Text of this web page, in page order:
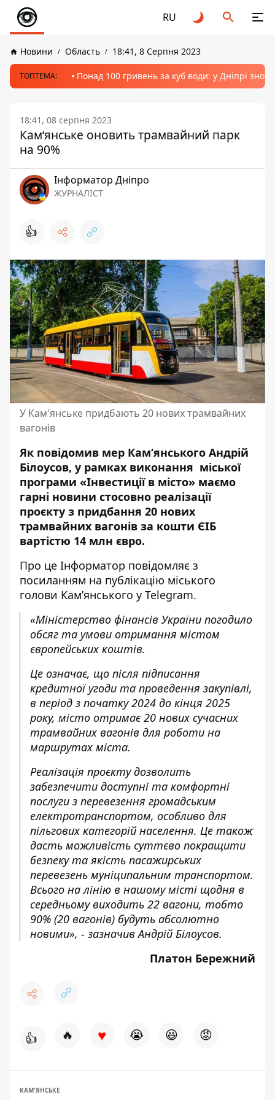
RU
Новини Область 18:41, 8 Серпня 2023
ТОПТЕМА: Понад 100 гривень за куб води: у Дніпрі
18:41, 08 серпня 2023
Кам‘янське оновить трамвайний парк
на 90%
Інформатор Дніпро
ЖУРНАЛІСТ
👍
У Кам'янське придбають 20 нових трамвайних
вагонів
Як повідомив мер Кам‘янського Андрій
Білоусов, у рамках виконання міської
програми «Інвестиції в місто» маємо
гарні новини стосовно реалізації
проєкту з придбання 20 нових
трамвайних вагонів за кошти ЄІБ
вартістю 14 млн євро.
Про це Інформатор повідомляє з
посиланням на публікацію міського
голови Кам’янського у Telegram.
«Міністерство фінансів України погодило
обсяг та умови отримання містом
європейських коштів.
Це означає, що після підписання
кредитної угоди та проведення закупівлі,
в період з початку 2024 до кінця 2025
року, місто отримає 20 нових сучасних
трамвайних вагонів для роботи на
маршрутах міста.
Реалізація проєкту дозволить
забезпечити доступні та комфортні
послуги з перевезення громадським
електротранспортом, особливо для
пільгових категорій населення. Це також
дасть можливість суттєво покращити
безпеку та якість пасажирських
перевезень муніципальним транспортом.
Всього на лінію в нашому місті щодня в
середньому виходить 22 вагони, тобто
90% (20 вагонів) будуть абсолютно
новими», - зазначив Андрій Білоусов.
Платон Бережний
👍 🔥 ♥ 😭 😆 😡
КАМ'ЯНСЬКЕ